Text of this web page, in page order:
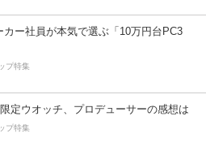
カー社員が本気で選ぶ「10万円台PC3
プ特集
限定ウオッチ、プロデューサーの感想は
プ特集